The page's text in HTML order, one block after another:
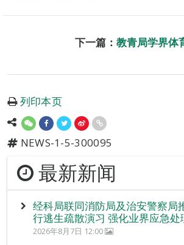
下一篇： 教青局学界体
列印本页
NEWS-1-5-300095
最新新闻
经科局联同消防局及治安警察局
行逃生疏散演习 强化业界应急处
2026年8月7日 12:00